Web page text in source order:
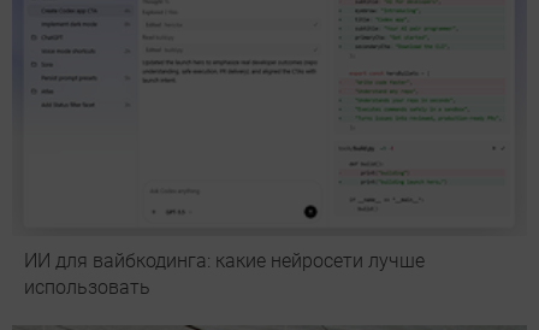
ИИ для вайбкодинга: какие нейросети лучше
использовать